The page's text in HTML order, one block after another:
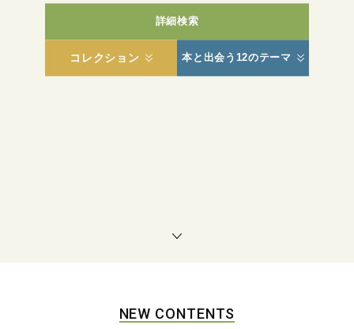
詳細検索
コレクション 本と出会う12のテーマ
NEW CONTENTS